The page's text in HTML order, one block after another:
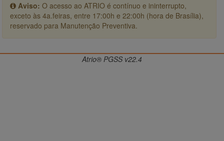
Aviso: O acesso ao ATRIO é contínuo e ininterrupto,
exceto às 4a.feiras, entre 17:00h e 22:00h (hora de Brasília),
reservado para Manutenção Preventiva.
Atrio® PGSS v22.4